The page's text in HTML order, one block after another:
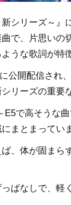
新シリーズ～』
で、片思いの
うな歌詞が特
公開配信され
リーズの重要
E5で高そうな
まとまってい
、体が固まら
ぱなしで、軽